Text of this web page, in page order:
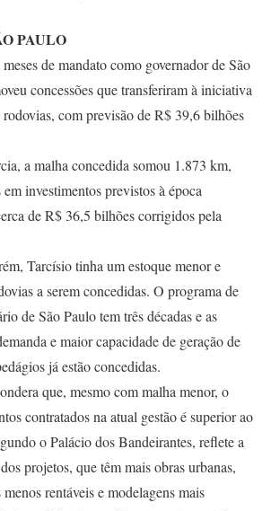
PAULO
de mandato como governador de São
concessões que transferiram à iniciativa
com previsão de R$ 39,6 bilhões
a malha concedida somou 1.873 km,
investimentos previstos à época
de R$ 36,5 bilhões corrigidos pela
Tarcísio tinha um estoque menor e
a serem concedidas. O programa de
de São Paulo tem três décadas e as
e maior capacidade de geração de
já estão concedidas.
que, mesmo com malha menor, o
contratados na atual gestão é superior ao
o Palácio dos Bandeirantes, reflete a
projetos, que têm mais obras urbanas,
rentáveis e modelagens mais